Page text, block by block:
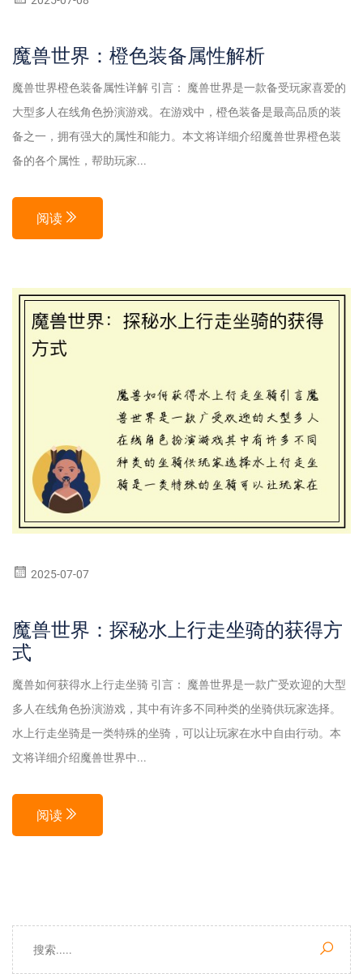
魔兽世界：橙色装备属性解析
魔兽世界橙色装备属性详解 引言： 魔兽世界是一款备受玩家喜爱的
大型多人在线角色扮演游戏。在游戏中，橙色装备是最高品质的装
备之一，拥有强大的属性和能力。本文将详细介绍魔兽世界橙色装
备的各个属性，帮助玩家...
阅读
2025-07-07
魔兽世界：探秘水上行走坐骑的获得方
式
魔兽如何获得水上行走坐骑 引言： 魔兽世界是一款广受欢迎的大型
多人在线角色扮演游戏，其中有许多不同种类的坐骑供玩家选择。
水上行走坐骑是一类特殊的坐骑，可以让玩家在水中自由行动。本
文将详细介绍魔兽世界中...
阅读